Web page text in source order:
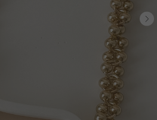
ОТ 10 000 РУБЛЕЙ